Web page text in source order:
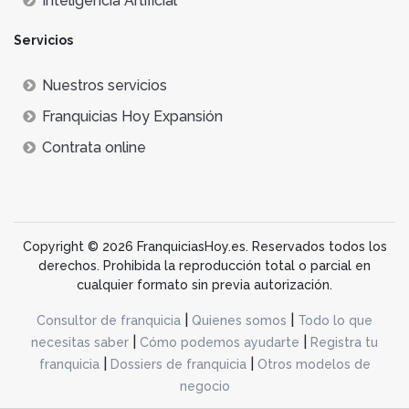
franquicia
El subsector ha generado una
superior a 224.600 €, destacando su importancia
Lainversión media
continúa siendo una opción rentable y atractiva, tanto
para emprendedores como para inversores que buscan
Mayor sostenibilidad y tendencias hacia
productos saludables
Servicios
Nuestros servicios
Franquicias Hoy Expansión
Contrata online
Copyright © 2026 FranquiciasHoy.es. Reservados todos los
derechos. Prohibida la reproducción total o parcial en
cualquier formato sin previa autorización.
Consultor de franquicia Quienes somos
Todo lo que
necesitas saber
Cómo podemos ayudarte
Registra tu
franquicia| Dossiers de franquicia|
Otros modelos de
negocio